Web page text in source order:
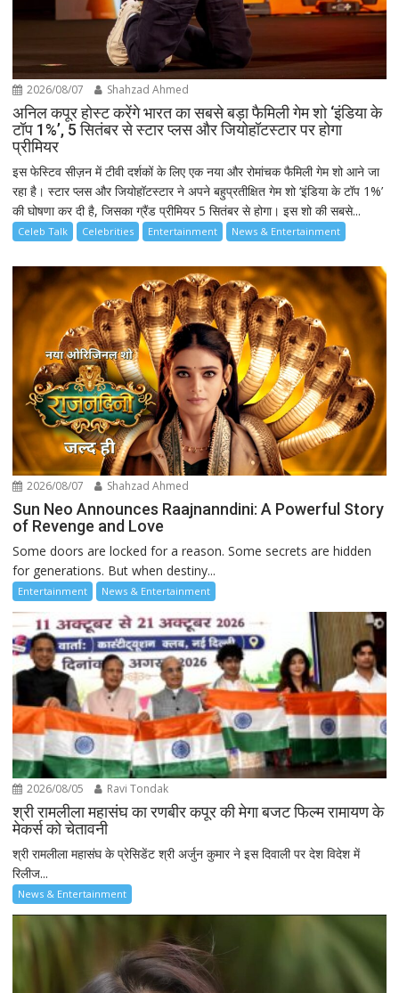
2026/08/07 Shahzad Ahmed
अनिल कपूर होस्ट करेंगे भारत का सबसे बड़ा फैमिली गेम शो ‘इंडिया के
टॉप 1%’, 5 सितंबर से स्टार प्लस और जियोहॉटस्टार पर होगा
प्रीमियर
इस फेस्टिव सीज़न में टीवी दर्शकों के लिए एक नया और रोमांचक फैमिली गेम शो आने जा
रहा है। स्टार प्लस और जियोहॉटस्टार ने अपने बहुप्रतीक्षित गेम शो ‘इंडिया के टॉप 1%’
की घोषणा कर दी है, जिसका ग्रैंड प्रीमियर 5 सितंबर से होगा। इस शो की सबसे...
Celeb Talk Celebrities Entertainment News & Entertainment
2026/08/07 Shahzad Ahmed
Sun Neo Announces Raajnanndini: A Powerful Story
of Revenge and Love
Some doors are locked for a reason. Some secrets are hidden
for generations. But when destiny...
Entertainment News & Entertainment
2026/08/05 Ravi Tondak
श्री रामलीला महासंघ का रणबीर कपूर की मेगा बजट फिल्म रामायण के
मेकर्स को चेतावनी
श्री रामलीला महासंघ के प्रेसिडेंट श्री अर्जुन कुमार ने इस दिवाली पर देश विदेश में
रिलीज...
News & Entertainment